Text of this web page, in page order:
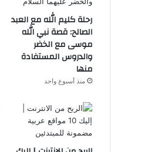
رحلة كليم الله مع العبد
الصالح: قصة نبي الله
موسى مع الخضر
والدروس المستفادة
منها
منذ أسبوع واحد